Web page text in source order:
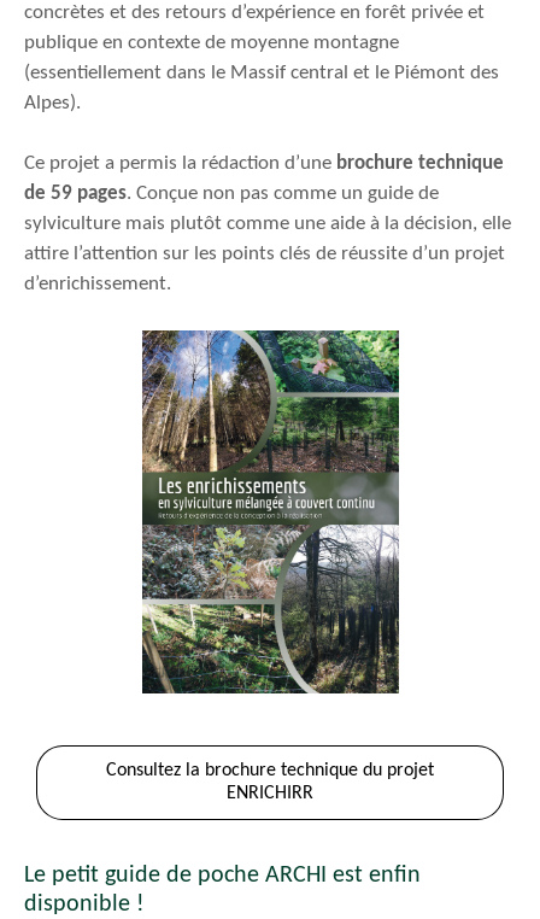
concrètes et des retours d’expérience en forêt privée et
publique en contexte de moyenne montagne
(essentiellement dans le Massif central et le Piémont des
Alpes).
Ce projet a permis la rédaction d’une brochure technique
de 59 pages. Conçue non pas comme un guide de
sylviculture mais plutôt comme une aide à la décision, elle
attire l’attention sur les points clés de réussite d’un projet
d’enrichissement.
Consultez la brochure technique du projet
ENRICHIRR
Le petit guide de poche ARCHI est enfin
disponible !